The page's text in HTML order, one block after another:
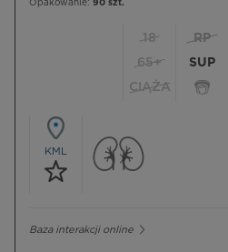
Opakowanie: 90 szt.
18
65+
CIĄŻA
RP
SUP
KML
Baza interakcji online